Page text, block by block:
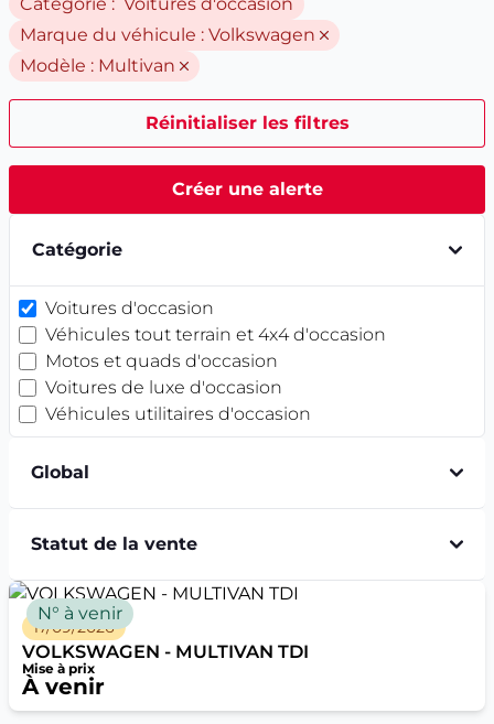
Marque du véhicule : Volkswagen
Modèle : Multivan
Réinitialiser les filtres
Créer une alerte
Catégorie
Voitures d'occasion
Véhicules tout terrain et 4x4 d'occasion
Motos et quads d'occasion
Voitures de luxe d'occasion
Véhicules utilitaires d'occasion
Global
Statut de la vente
N° à venir
17/09/2026
VOLKSWAGEN - MULTIVAN TDI
Mise à prix
À venir